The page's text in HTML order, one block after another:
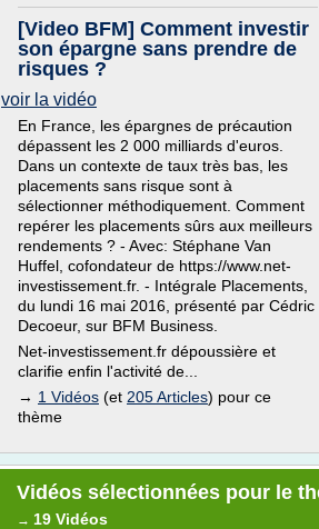
[Video BFM] Comment investir
son épargne sans prendre de
risques ?
voir la vidéo
En France, les épargnes de précaution
dépassent les 2 000 milliards d'euros.
Dans un contexte de taux très bas, les
placements sans risque sont à
sélectionner méthodiquement. Comment
repérer les placements sûrs aux meilleurs
rendements ? - Avec: Stéphane Van
Huffel, cofondateur de https://www.net-
investissement.fr. - Intégrale Placements,
du lundi 16 mai 2016, présenté par Cédric
Decoeur, sur BFM Business.
Net-investissement.fr dépoussière et
clarifie enfin l'activité de...
→ 1 Vidéos (et 205 Articles) pour ce
thème
Vidéos sélectionnées pour le
→ 19 Vidéos